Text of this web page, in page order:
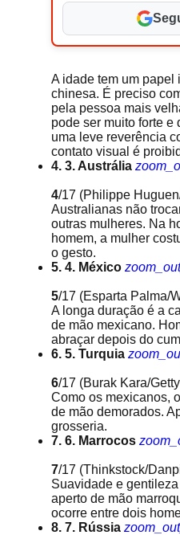
A idade tem um papel
chinesa. É preciso
pela pessoa mais
pode ser muito forte e
uma leve reverência
contato visual é
4. 3. Austrália
4/17 (Philippe
Australianas não
outras mulheres. Na
homem, a mulher
o gesto.
5. 4. México
5/17 (Esparta Palma/
A longa duração é a
de mão mexicano.
abraçar depois do
6. 5. Turquia
6/17 (Burak Kara/
Como os mexicanos,
de mão demorados.
grosseria.
7. 6. Marrocos
7/17 (Thinkstock/
Suavidade e
aperto de mão
ocorre entre dois
8. 7. Rússia